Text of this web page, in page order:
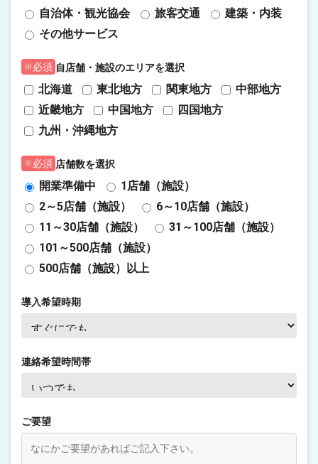
自治体・観光協会 旅客交通
建築・内装
その他サービス
必須 自店舗・施設のエリアを選択
北海道 東北地方 関東地方
中部地方
近畿地方
中国地方
四国地方
九州・沖縄地方
必須 店舗数を選択
開業準備中
1店舗（施設）
2～5店舗（施設）
6～10店舗（施設）
11～30店舗（施設）
31～100店舗（施設）
101～500店舗（施設）
500店舗（施設）以上
導入希望時期
連絡希望時間帯
ご要望